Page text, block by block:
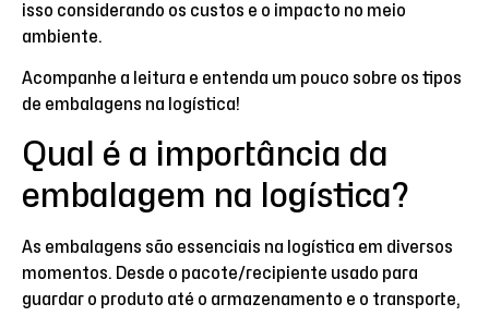
isso considerando os custos e o impacto no meio
ambiente.
Acompanhe a leitura e entenda um pouco sobre os tipos
de embalagens na logística!
Qual é a importância da
embalagem na logística?
As embalagens são essenciais na logística em diversos
momentos. Desde o pacote/recipiente usado para
guardar o produto até o armazenamento e o transporte,